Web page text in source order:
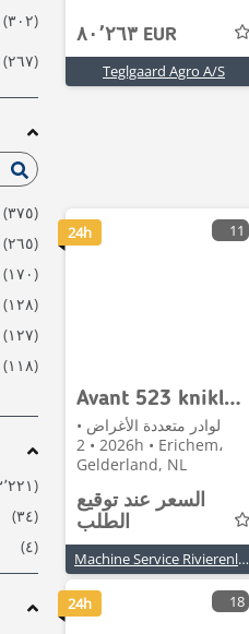
٨٠٬٢٦٣ EUR
Teglgaard Agro A/S
11
Avant 523 kniklader/Shovel/wielader
لوادر متعددة الأغراض •
2026 • 2h • Erichem،
Gelderland, NL
السعر عند توقيع
الطلب
Machine Service Rivierenland
24h
18
24h